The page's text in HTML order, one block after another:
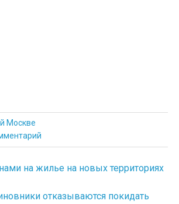
Москве
на жилье на новых территориях
отказываются покидать